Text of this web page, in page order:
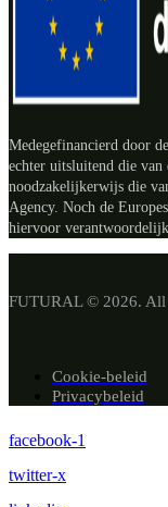
Medegefinancierd door
echter uitsluitend die van
noodzakelijkerwijs die
Agency. Noch de
hiervoor
FUTURAL © 2026. All
Cookie-beleid
Privacybeleid
facebook-1
twitter-x